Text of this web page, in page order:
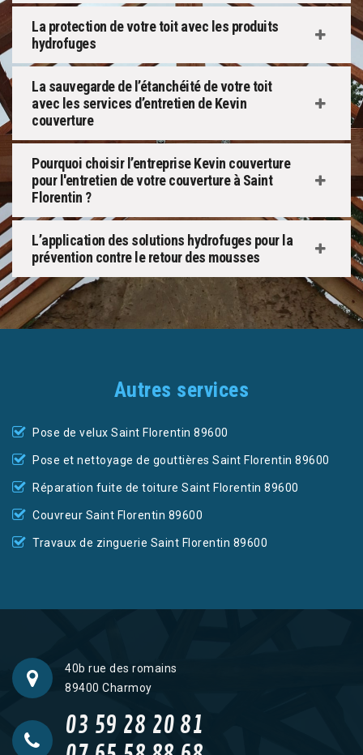
La protection de votre toit avec les produits
hydrofuges
La sauvegarde de l’étanchéité de votre toit
avec les services d’entretien de Kevin
couverture
Pourquoi choisir l’entreprise Kevin couverture
pour l'entretien de votre couverture à Saint
Florentin ?
L’application des solutions hydrofuges pour la
prévention contre le retour des mousses
Autres services
Pose de velux Saint Florentin 89600
Pose et nettoyage de gouttières Saint Florentin 89600
Réparation fuite de toiture Saint Florentin 89600
Couvreur Saint Florentin 89600
Travaux de zinguerie Saint Florentin 89600
40b rue des romains
89400 Charmoy
03 59 28 20 81